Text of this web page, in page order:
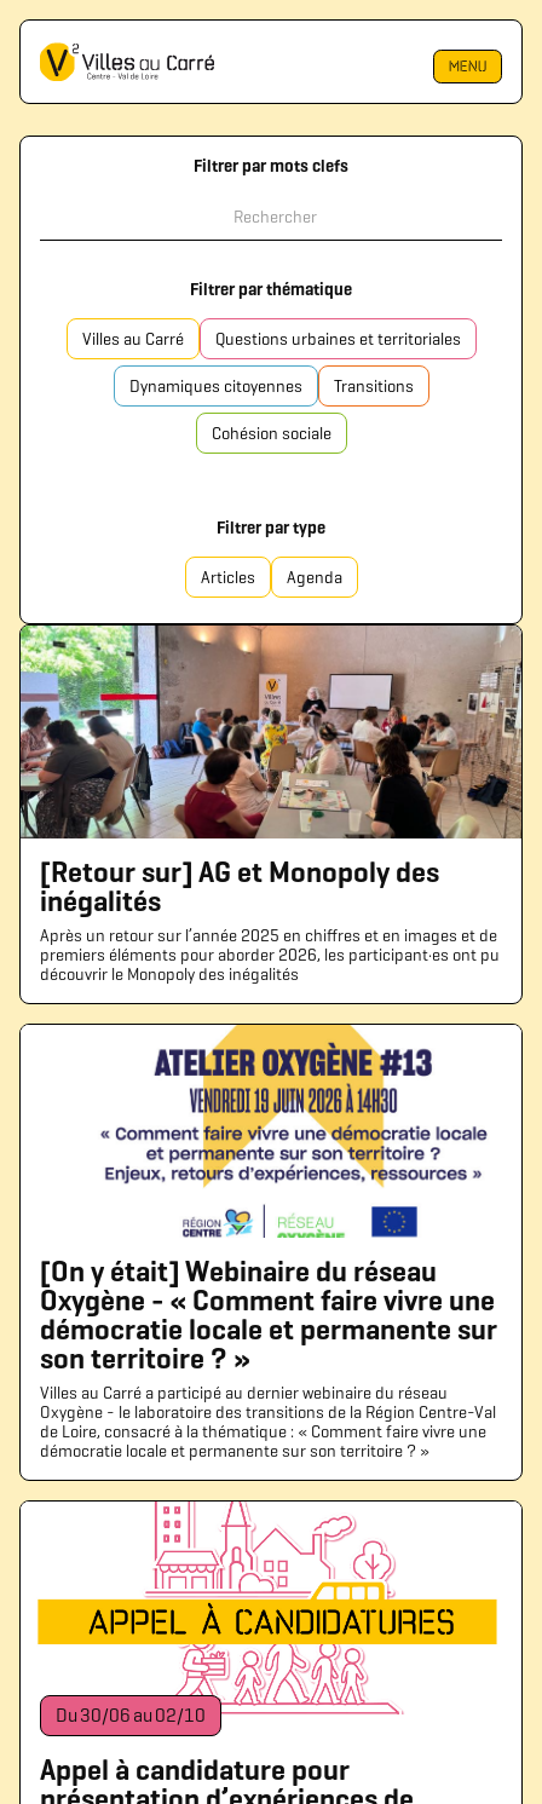
MENU
Filtrer par mots clefs
Filtrer par thématique
Villes au Carré Questions urbaines et territoriales
Dynamiques citoyennes Transitions
Cohésion sociale
Filtrer par type
Articles Agenda
[Retour sur] AG et Monopoly des
inégalités
Après un retour sur l’année 2025 en chiffres et en images et de
premiers éléments pour aborder 2026, les participant·es ont pu
découvrir le Monopoly des inégalités
[On y était] Webinaire du réseau
Oxygène - « Comment faire vivre une
démocratie locale et permanente sur
son territoire ? »
Villes au Carré a participé au dernier webinaire du réseau
Oxygène - le laboratoire des transitions de la Région Centre-Val
de Loire, consacré à la thématique : « Comment faire vivre une
démocratie locale et permanente sur son territoire ? »
Du 30/06 au 02/10
Appel à candidature pour